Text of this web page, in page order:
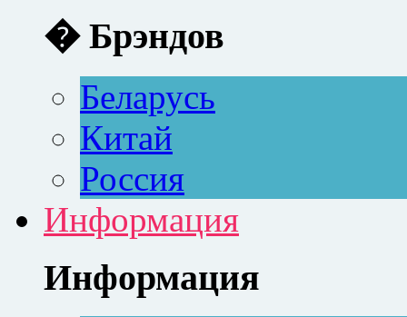
� Брэндов
Беларусь
Китай
Россия
Информация
Информация